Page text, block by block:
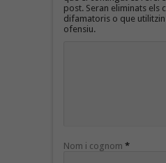
post. Seran eliminats els
difamatoris o que
ofensiu.
Nom i cognom *